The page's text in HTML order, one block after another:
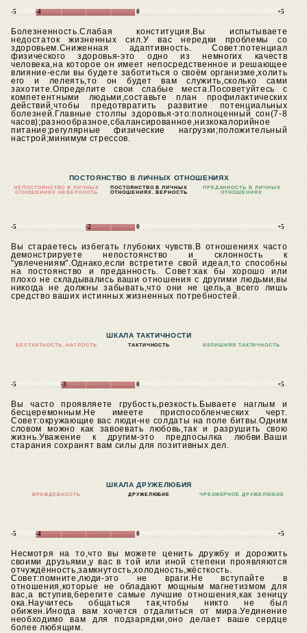
-5 -4 0 +5
Болезненность.Слабая конституция.Вы испытываете
недостаток жизненных сил.У вас нередки проблемы со
здоровьем.Сниженная адаптивность.Совет:потенциал
физического здоровья-это одно из немногих качеств
человека,на которое он имеет непосредственное и решающее
влияние-если вы будете заботиться о своём организме,холить
его и лелеять,то он будет вам служить,сколько сами
захотите.Определите свои слабые места.Посоветуйтесь с
компетентными людьми,составьте план профилактических
действий,чтобы предотвратить развитие потенциальных
болезней.Главные столпы здоровья-это:полноценный сон(7-8
часов);разнообразное,сбалансированное,низкокалорийное
питание;регулярные физические нагрузки;положительный
настрой;минимум стрессов.
ПОСТОЯНСТВО В ЛИЧНЫХ ОТНОШЕНИЯХ
НЕПОСТОЯНСТВО В ЛИЧНЫХ
ОТНОШЕНИЯХ.
НЕВЕРНОСТЬ
ПОСТОЯНСТВО В ЛИЧНЫХ
ОТНОШЕНИЯХ. ВЕРНОСТЬ
ПРЕДАННОСТЬ В ЛИЧНЫХ
ОТНОШЕНИЯХ
-5 -2 0 +5
Вы стараетесь избегать глубоких чувств.В отношениях часто
демонстрируете непостоянство и склонность к
"увлечениям".Однако,если встретите свой идеал,то способны
на постоянство и преданность.Совет:как бы хорошо или
плохо не складывались ваши отношения с другими людьми,вы
никогда не должны забывать,что они не цель,а всего лишь
средство ваших истинных жизненных потребностей.
ШКАЛА ТАКТИЧНОСТИ
БЕСТАКТНОСТЬ, НАГЛОСТЬ ТАКТИЧНОСТЬ ИЗЛИШНЯЯ ТАКТИЧНОСТЬ
-5 -3 0 +5
Вы часто проявляете грубость,резкость.Бываете наглым и
бесцеремонным.Не имеете приспособленческих черт.
Совет:окружающие вас люди-не солдаты на поле битвы.Одним
словом можно как завоевать любовь,так и разрушить свою
жизнь.Уважение к другим-это предпосылка любви.Ваши
старания сохранят вам силы для позитивных дел.
ШКАЛА ДРУЖЕЛЮБИЯ
ВРАЖДЕБНОСТЬ ДРУЖЕЛЮБИЕ ЧРЕЗМЕРНОЕ ДРУЖЕЛЮБИЕ
-5 -4 0 +5
Несмотря на то,что вы можете ценить дружбу и дорожить
своими друзьями,у вас в той или иной степени проявляются
отчуждённость,замкнутость,холодность,жёсткость.
Совет:помните,люди-это не враги.Не вступайте в
отношения,которые не обладают мощным магнетизмом для
вас,а вступив,берегите самые лучшие отношения,как зеницу
ока.Научитесь общаться так,чтобы никто не был
обижен.Иногда вам хочется отдалиться от мира.Уединение
необходимо вам для подзарядки,оно делает ваше сердце
более любящим.